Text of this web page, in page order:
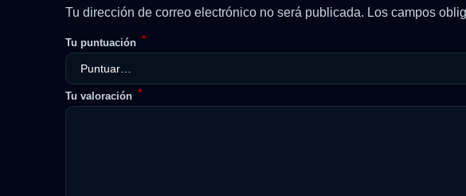
Tu dirección de correo electrónico no será publicada. Los campos
Tu puntuación *
Tu valoración *